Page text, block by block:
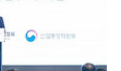
차 미완료로 수입품..